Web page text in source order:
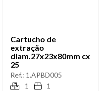
Cartucho de
extração
diam.27x23x80mm cx
25
Ref.: 1.APBD005
1
1